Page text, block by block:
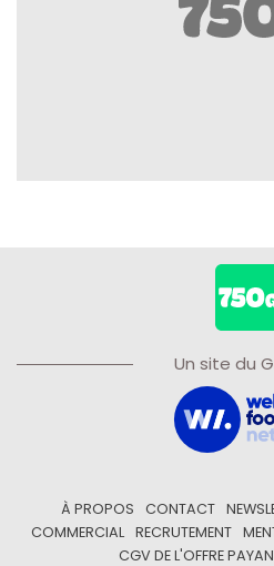
Un site du
À PROPOS CONTACT
COMMERCIAL
RECRUTEMENT
CGV DE L'OFFRE